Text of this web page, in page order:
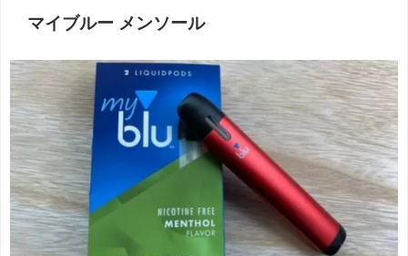
マイブルー メンソール